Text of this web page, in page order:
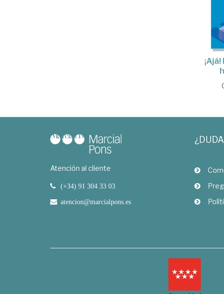
Atención al cliente
(+34) 91 304 33 03
atencion@marcialpons.es